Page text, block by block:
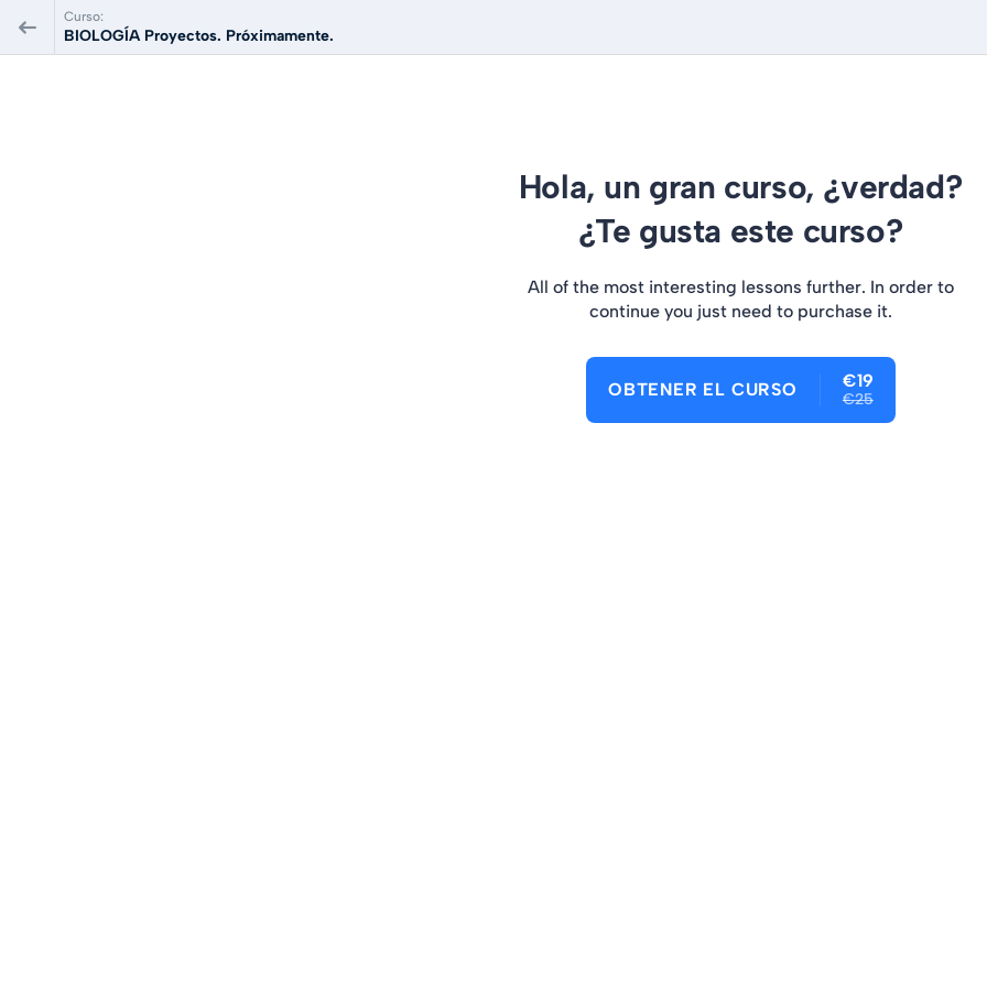
Curso:
BIOLOGÍA Proyectos. Próximamente.
Hola, un gran curso, ¿verdad?
¿Te gusta este curso?
All of the most interesting lessons further. In order to
continue you just need to purchase it.
OBTENER EL CURSO €19
€25